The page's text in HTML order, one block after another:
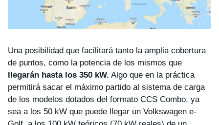
Una posibilidad que facilitará tanto la amplia cobertura
de puntos, como la potencia de los mismos que
llegarán hasta los 350 kW. Algo que en la práctica
permitirá sacar el máximo partido al sistema de carga
de los modelos dotados del formato CCS Combo, ya
sea a los 50 kW que puede llegar un Volkswagen e-